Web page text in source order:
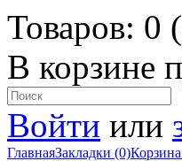
Товаров: 0
В корзине
Войти или
ГлавнаяЗакладки (0)